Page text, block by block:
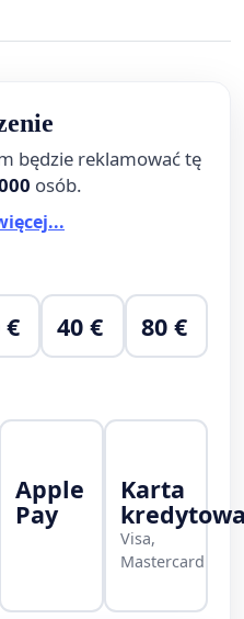
będzie reklamować tę
osób.
€ 40 € 80 €
Apple
Pay
Karta
Visa,
Mastercard